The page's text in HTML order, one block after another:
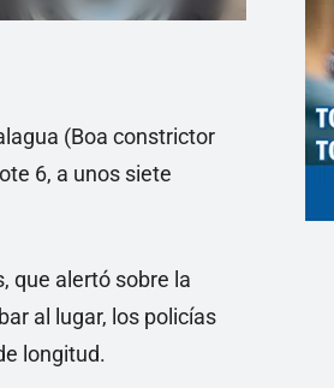
(Boa constrictor
6, a unos siete
que alertó sobre la
al lugar, los policías
longitud.